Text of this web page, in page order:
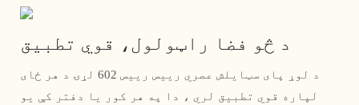
د څو فضا راټولول، قوي تطبیق
د لوړ پای سټایلش عصري رییس رییس 602 لړۍ د هر ځای
لپاره قوي تطبیق لري ، دا په هر کور یا دفتر کې یو